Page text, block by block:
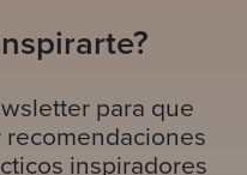
para que
inspiradores